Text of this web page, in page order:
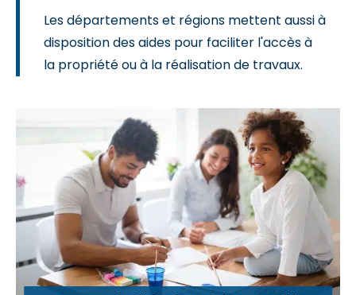
Les départements et régions mettent aussi à
disposition des aides pour faciliter l'accès à
la propriété ou à la réalisation de travaux.